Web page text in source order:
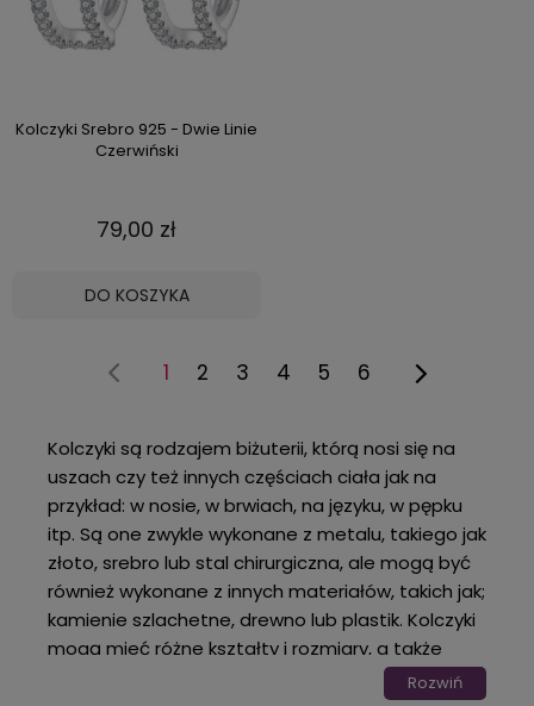
Kolczyki Srebro 925 - Dwie Linie
Czerwiński
79,00 zł
DO KOSZYKA
1 2 3 4 5 6
Kolczyki są rodzajem biżuterii, którą nosi się na
uszach czy też innych częściach ciała jak na
przykład: w nosie, w brwiach, na języku, w pępku
itp. Są one zwykle wykonane z metalu, takiego jak
złoto, srebro lub stal chirurgiczna, ale mogą być
również wykonane z innych materiałów, takich jak;
kamienie szlachetne, drewno lub plastik. Kolczyki
mogą mieć różne kształty i rozmiary, a także
mogą być ozdobione różnymi dekoracjami lub
Rozwiń